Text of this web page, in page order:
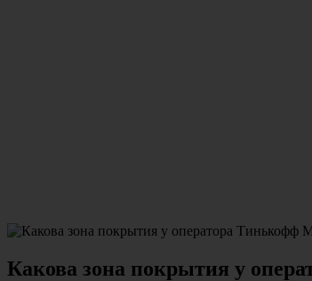
Какова зона покрытия у